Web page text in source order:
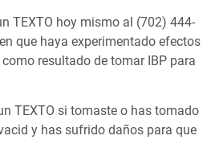
TEXTO hoy mismo al (702) 444-
que haya experimentado efectos
resultado de tomar IBP para
TEXTO si tomaste o has tomado
y has sufrido daños para que